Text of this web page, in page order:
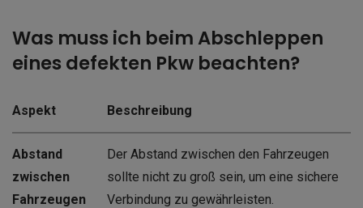
Was muss ich beim Abschleppen
eines defekten Pkw beachten?
Aspekt Beschreibung
Abstand
zwischen
Fahrzeugen
Der Abstand zwischen den Fahrzeugen
sollte nicht zu groß sein, um eine sichere
Verbindung zu gewährleisten.